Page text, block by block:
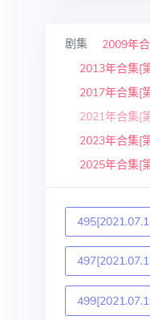
剧集 2009年
2013年合集[
2017年合集[
2021年合集[
2023年合集[
2025年合集[